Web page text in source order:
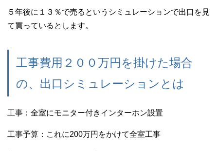
５年後に１３％で売るというシミュレーションで出口を見
て買っているとします。
工事費用２００万円を掛けた場合
の、出口シミュレーションとは
工事：全室にモニター付きインターホン設置
工事予算：これに200万円をかけて全室工事